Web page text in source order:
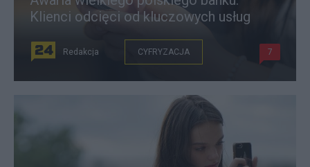
Klienci odcięci od kluczowych usług
Redakcja CYFRYZACJA 7